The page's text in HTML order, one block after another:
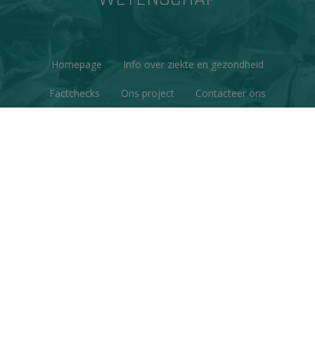
Homepage Info over ziekte en gezondheid
Factchecks Ons project Contacteer ons